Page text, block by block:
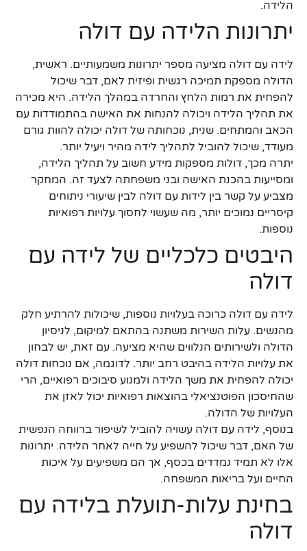
הלידה.
יתרונות הלידה עם דולה
לידה עם דולה מציעה מספר יתרונות משמעותיים. ראשית,
הדולה מספקת תמיכה רגשית ופיזית לאם, דבר שיכול
להפחית את רמות הלחץ והחרדה במהלך הלידה. היא מכירה
את תהליך הלידה ויכולה להנחות את האישה בהתמודדות עם
הכאב והמתחים. שנית, נוכחותה של דולה יכולה להוות גורם
מעודד, שיכול להוביל לתהליך לידה מהיר ויעיל יותר.
יתרה מכך, דולות מספקות מידע חשוב על תהליך הלידה,
ומסייעות בהכנת האישה ובני משפחתה לצעד זה. המחקר
מצביע על קשר בין לידות עם דולה לבין שיעורי ניתוחים
קיסריים נמוכים יותר, מה שעשוי לחסוך עלויות רפואיות
נוספות.
היבטים כלכליים של לידה עם
דולה
לידה עם דולה כרוכה בעלויות נוספות, שיכולות להרתיע חלק
מהנשים. עלות השירות משתנה בהתאם למיקום, לניסיון
הדולה ולשירותים הנלווים שהיא מציעה. עם זאת, יש לבחון
את עלויות הלידה בהיבט רחב יותר. לדוגמה, אם נוכחות דולה
יכולה להפחית את משך הלידה ולמנוע סיבוכים רפואיים, הרי
שהחיסכון הפוטנציאלי בהוצאות רפואיות יכול לאזן את
העלויות של הדולה.
בנוסף, לידה עם דולה עשויה להוביל לשיפור ברווחה הנפשית
של האם, דבר שיכול להשפיע על חייה לאחר הלידה. יתרונות
אלו לא תמיד נמדדים בכסף, אך הם משפיעים על איכות
החיים ועל בריאות המשפחה.
בחינת עלות-תועלת בלידה עם
דולה